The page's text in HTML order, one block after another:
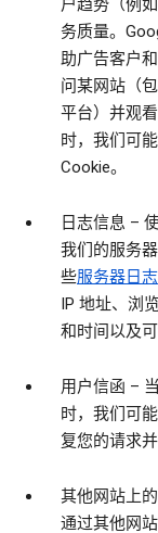
户趋势（例
务质量。
助广告客户
问某网站（
平台）并观
时，我们可
Cookie。
日志信息 –
我们的服务
些服务器日志
IP 地址、浏
和时间以及
用户信函 –
时，我们可
复您的请求
其他网站上
通过其他网